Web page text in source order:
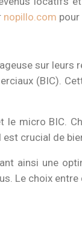
nopillo.com
sur
(BIC).
micro BIC.
crucial de
ainsi une
Le choix